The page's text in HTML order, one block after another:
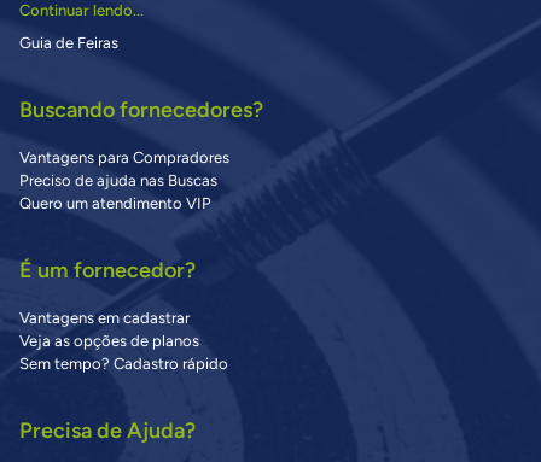
Continuar lendo...
Guia de Feiras
Buscando fornecedores?
Vantagens para Compradores
Preciso de ajuda nas Buscas
Quero um atendimento VIP
É um fornecedor?
Vantagens em cadastrar
Veja as opções de planos
Sem tempo? Cadastro rápido
Precisa de Ajuda?